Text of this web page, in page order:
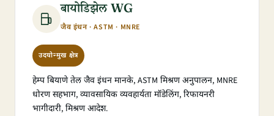
बायोडिझेल WG
जैव इंधन · ASTM · MNRE
उदयोन्मुख क्षेत्र
हेम्प बियाणे तेल जैव इंधन मानके, ASTM मिश्रण अनुपालन, MNRE
धोरण सहभाग, व्यावसायिक व्यवहार्यता मॉडेलिंग, रिफायनरी
भागीदारी, मिश्रण आदेश.